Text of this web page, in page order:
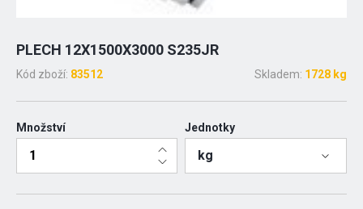
PLECH 12X1500X3000 S235JR
Kód zboží: 83512 Skladem: 1728 kg
Množství Jednotky
kg